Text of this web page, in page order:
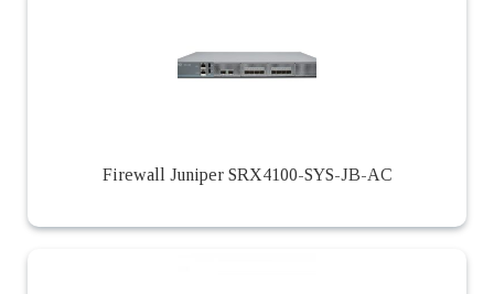
Firewall Juniper SRX4100-SYS-JB-AC